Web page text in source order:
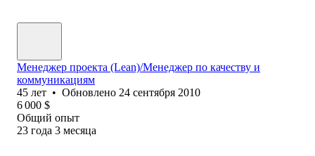
Менеджер проекта (Lean)/Менеджер по качеству и
коммуникациям
45 лет • Обновлено 24 сентября 2010
6 000 $
Общий опыт
23 года 3 месяца